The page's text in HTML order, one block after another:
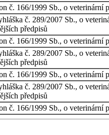
č. 166/1999 Sb., o veterinární
č. 289/2007 Sb., o
předpisů
č. 166/1999 Sb., o
č. 289/2007 Sb., o
předpisů
č. 166/1999 Sb., o
č. 289/2007 Sb., o
předpisů
č. 166/1999 Sb., o